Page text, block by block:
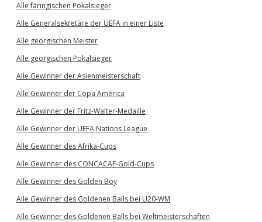
Alle färingischen Pokalsieger
Alle Generalsekretäre der UEFA in einer Liste
Alle georgischen Meister
Alle georgischen Pokalsieger
Alle Gewinner der Asienmeisterschaft
Alle Gewinner der Copa America
Alle Gewinner der Fritz-Walter-Medaille
Alle Gewinner der UEFA Nations League
Alle Gewinner des Afrika-Cups
Alle Gewinner des CONCACAF-Gold-Cups
Alle Gewinner des Golden Boy
Alle Gewinner des Goldenen Balls bei U20-WM
Alle Gewinner des Goldenen Balls bei Weltmeisterschaften